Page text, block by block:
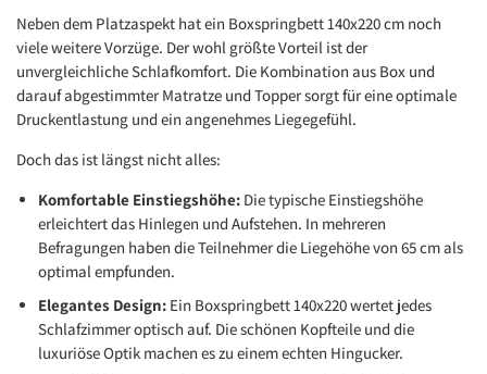
Neben dem Platzaspekt hat ein Boxspringbett 140x220 cm noch
viele weitere Vorzüge. Der wohl größte Vorteil ist der
unvergleichliche Schlafkomfort. Die Kombination aus Box und
darauf abgestimmter Matratze und Topper sorgt für eine optimale
Druckentlastung und ein angenehmes Liegegefühl.
Doch das ist längst nicht alles:
Komfortable Einstiegshöhe:Die typische Einstiegshöhe
erleichtert das Hinlegen und Aufstehen. In mehreren
Befragungen haben die Teilnehmer die Liegehöhe von 65 cm als
optimal empfunden.
Elegantes Design:Ein Boxspringbett 140x220 wertet jedes
Schlafzimmer optisch auf. Die schönen Kopfteile und die
luxuriöse Optik machen es zu einem echten Hingucker.